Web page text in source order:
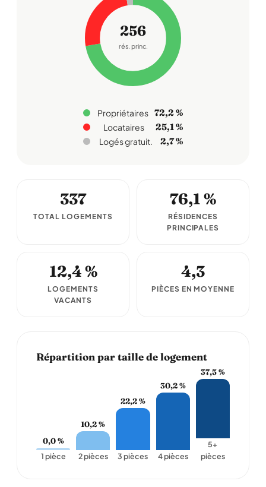
256
rés. princ.
Propriétaires 72,2 %
Locataires 25,1 %
Logés gratuit. 2,7 %
337
TOTAL LOGEMENTS
76,1 %
RÉSIDENCES
PRINCIPALES
12,4 %
LOGEMENTS
VACANTS
4,3
PIÈCES EN MOYENNE
Répartition par taille de logement
0,0 %
1 pièce
10,2 %
2 pièces
22,2 %
3 pièces
30,2 %
4 pièces
37,5 %
5+
pièces